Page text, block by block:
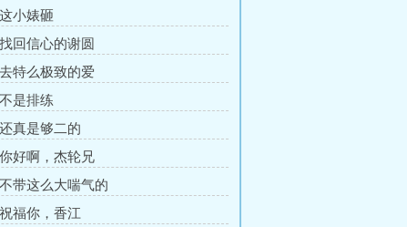
小婊砸
回信心的谢圆
特么极致的爱
是排练
真是够二的
好啊，杰轮兄
带这么大喘气的
福你，香江